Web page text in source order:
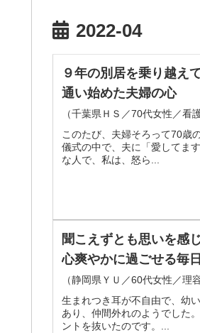
2022-04
９年の別居を乗り越え
通い始めた夫婦の心
（千葉県ＨＳ／70代女性／看護
このたび、夫婦そろって70歳
儀式の中で、夫に「愛してま
な人で、私は、怒ら...
聞こえずとも思いを感
心爽やかに過ごせる毎
（静岡県ＹＵ／60代女性／理容
生まれつき耳が不自由で、幼
あり、仲間外れのようでした
ントを抜いたのです。...